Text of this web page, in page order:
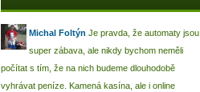
Michal Foltýn Je pravda, že automaty jsou
super zábava, ale nikdy bychom neměli
počítat s tím, že na nich budeme dlouhodobě
vyhrávat peníze. Kamená kasína, ale i online